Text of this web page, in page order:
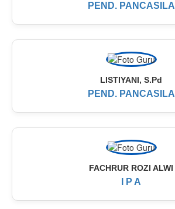
PEND. PANCASILA
LISTIYANI, S.Pd
PEND. PANCASILA
FACHRUR ROZI ALWI
I P A